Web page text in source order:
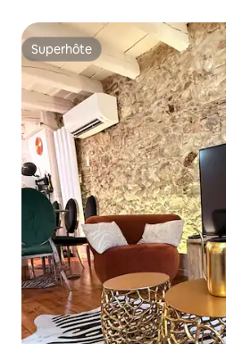
Superhôte
Superhôte